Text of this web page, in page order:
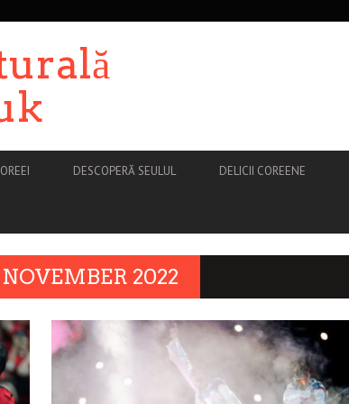
DESCOPERĂ SEULUL DELICII COREENE
2022